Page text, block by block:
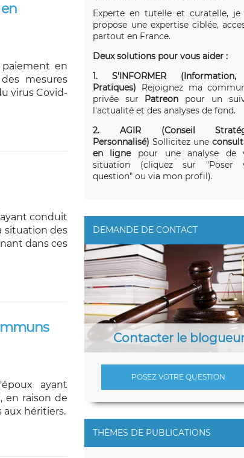
en
mesures
virus Covid-
conduit
situation des
dans ces
ayant
en raison de
aux héritiers.
Experte en tutelle et curatelle, je
propose une expertise ciblée,
partout en France.
Deux solutions pour vous aider :
1. S'INFORMER
Pratiques) Rejoignez ma
privée sur Patreon pour un
l'actualité et des analyses de fond.
2. AGIR (Conseil
Personnalisé) Sollicitez une
en lignepour une analyse de
situation (cliquez sur "Poser
question" ou via mon profil).
DEMANDE DE CONTACT
Contacter le
POSEZ VOTRE QUESTION
THÈMES DE PUBLICATIONS